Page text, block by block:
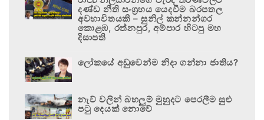
දණ්ඩ නීති සංග්‍රහය යෙදවීම බරපතල
අවභාවිතයකි – සුනිල් කන්නන්ගර
කොළඹ, රත්නපුර, අම්පාර හිටපු මහ
දිසාපති
ලෝකයේ අඩුවෙන්ම නිදා ගන්නා ජාතිය?
නැව් වලින් බහලුම් මුහුදට පෙරලීම සුළු
පටු දෙයක් නොවේ